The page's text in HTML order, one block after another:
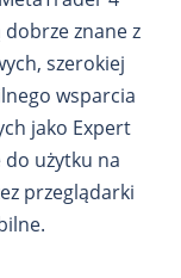
dobrze znane z
szerokiej
wsparcia
jako Expert
użytku na
przeglądarki